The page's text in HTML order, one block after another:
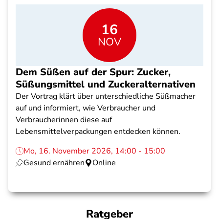
16
NOV
Dem Süßen auf der Spur: Zucker,
Süßungsmittel und Zuckeralternativen
Der Vortrag klärt über unterschiedliche Süßmacher
auf und informiert, wie Verbraucher und
Verbraucherinnen diese auf
Lebensmittelverpackungen entdecken können.
Mo, 16. November 2026, 14:00 - 15:00
Gesund ernähren
Online
Ratgeber